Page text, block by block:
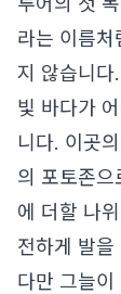
라는 이름
지 않습니다
빛 바다가
니다. 이곳
의 포토존으
에 더할 나
전하게 발을
다만 그늘이